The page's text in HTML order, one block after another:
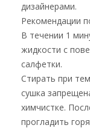
дизайнерами.
Рекомендации
В течении 1
жидкости с
салфетки.
Стирать при
сушка
химчистке.
прогладить